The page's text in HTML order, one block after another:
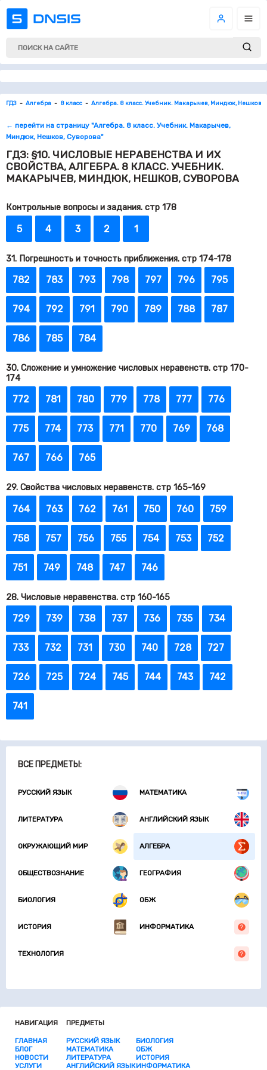
ВСЕ ПРЕДМЕТЫ:
РУССКИЙ ЯЗЫК МАТЕМАТИКА
ЛИТЕРАТУРА АНГЛИЙСКИЙ ЯЗЫК
ОКРУЖАЮЩИЙ МИР АЛГЕБРА
ОБЩЕСТВОЗНАНИЕ ГЕОГРАФИЯ
БИОЛОГИЯ ОБЖ
ИСТОРИЯ ИНФОРМАТИКА
ТЕХНОЛОГИЯ
ГДЗ Алгебра 8 класс Алгебра. 8 класс. Учебник. Макарычев, Миндюк, Нешков,
← перейти на страницу "Алгебра. 8 класс. Учебник. Макарычев,
Миндюк, Нешков, Суворова"
ГДЗ: §10. ЧИСЛОВЫЕ НЕРАВЕНСТВА И ИХ
СВОЙСТВА, АЛГЕБРА. 8 КЛАСС. УЧЕБНИК.
МАКАРЫЧЕВ, МИНДЮК, НЕШКОВ, СУВОРОВА
Контрольные вопросы и задания. стр 178
5 4 3 2 1
31. Погрешность и точность приближения. стр 174-178
782 783 793 798 797 796 795
794 792 791 790 789 788 787
786 785 784
30. Сложение и умножение числовых неравенств. стр 170-
174
772 781 780 779 778 777 776
775 774 773 771 770 769 768
767 766 765
29. Свойства числовых неравенств. стр 165-169
764 763 762 761 750 760 759
758 757 756 755 754 753 752
751 749 748 747 746
28. Числовые неравенства. стр 160-165
729 739 738 737 736 735 734
733 732 731 730 740 728 727
726 725 724 745 744 743 742
741
НАВИГАЦИЯ
ГЛАВНАЯ
БЛОГ
НОВОСТИ
УСЛУГИ
ПРЕДМЕТЫ
РУССКИЙ ЯЗЫК
МАТЕМАТИКА
ЛИТЕРАТУРА
АНГЛИЙСКИЙ ЯЗЫК
БИОЛОГИЯ
ОБЖ
ИСТОРИЯ
ИНФОРМАТИКА